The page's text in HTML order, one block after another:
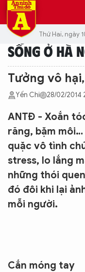
Thứ Hai, ngày
SỐNG Ở HÀ
Tưởng vô
Yến Chi 28/02/2014
ANTĐ - Xoắn
răng, bặm
quặc vô tình
stress, lo lắng
những thói
đó đôi khi lại
mỗi người.
Cắn móng tay